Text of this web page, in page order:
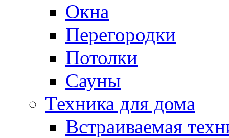
Окна
Перегородки
Потолки
Сауны
Техника для дома
Встраиваемая